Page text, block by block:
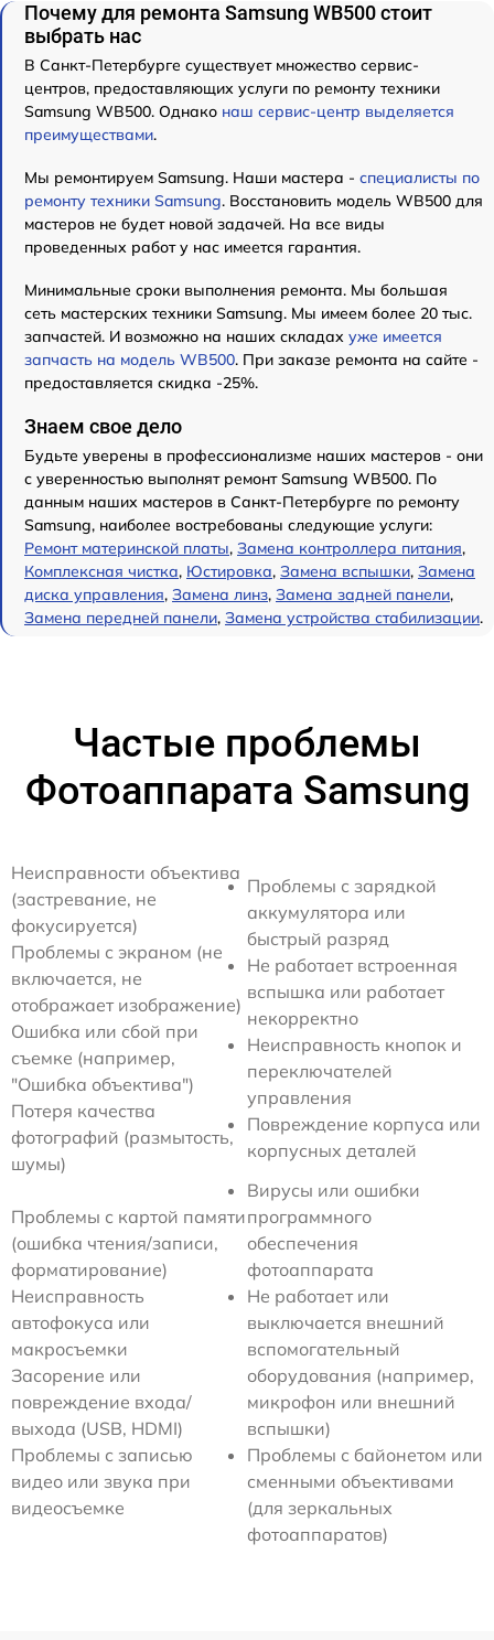
Почему для ремонта Samsung WB500 стоит
выбрать нас
В Санкт-Петербурге существует множество сервис-
центров, предоставляющих услуги по ремонту техники
Samsung WB500. Однако наш сервис-центр выделяется
преимуществами.
Мы ремонтируем Samsung. Наши мастера - специалисты по
ремонту техники Samsung. Восстановить модель WB500 для
мастеров не будет новой задачей. На все виды
проведенных работ у нас имеется гарантия.
Минимальные сроки выполнения ремонта. Мы большая
сеть мастерских техники Samsung. Мы имеем более 20 тыс.
запчастей. И возможно на наших складах уже имеется
запчасть на модель WB500. При заказе ремонта на сайте -
предоставляется скидка -25%.
Знаем свое дело
Будьте уверены в профессионализме наших мастеров - они
с уверенностью выполнят ремонт Samsung WB500. По
данным наших мастеров в Санкт-Петербурге по ремонту
Samsung, наиболее востребованы следующие услуги:
Ремонт материнской платы, Замена контроллера питания,
Комплексная чистка, Юстировка, Замена вспышки, Замена
диска управления, Замена линз, Замена задней панели,
Замена передней панели, Замена устройства стабилизации.
Частые проблемы
Фотоаппарата Samsung
Неисправности объектива
(застревание, не
фокусируется)
Проблемы с экраном (не
включается, не
отображает изображение)
Ошибка или сбой при
съемке (например,
"Ошибка объектива")
Потеря качества
фотографий (размытость,
шумы)
Проблемы с зарядкой
аккумулятора или
быстрый разряд
Не работает встроенная
вспышка или работает
некорректно
Неисправность кнопок и
переключателей
управления
Повреждение корпуса или
корпусных деталей
Проблемы с картой памяти
(ошибка чтения/записи,
форматирование)
Неисправность
автофокуса или
макросъемки
Засорение или
повреждение входа/
выхода (USB, HDMI)
Проблемы с записью
видео или звука при
видеосъемке
Вирусы или ошибки
программного
обеспечения
фотоаппарата
Не работает или
выключается внешний
вспомогательный
оборудования (например,
микрофон или внешний
вспышки)
Проблемы с байонетом или
сменными объективами
(для зеркальных
фотоаппаратов)